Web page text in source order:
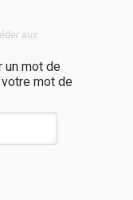
aux
un mot de
mot de